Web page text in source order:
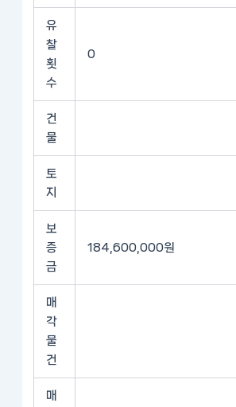
유
찰
횟
수
0
건
물
토
지
보
증
금
184,600,000원
매
각
물
건
매